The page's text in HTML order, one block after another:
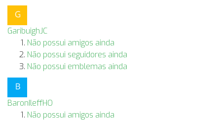
GaribuighJC
Não possui amigos ainda
Não possui seguidores ainda
Não possui emblemas ainda
BaronIleffHO
Não possui amigos ainda